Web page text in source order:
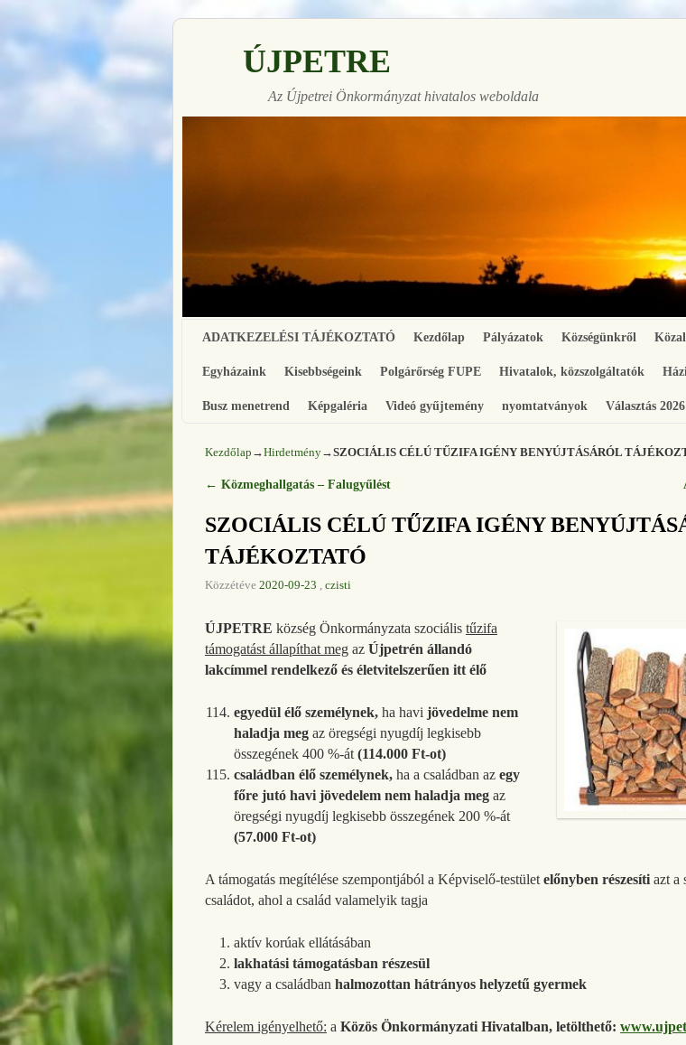
ÚJPETRE
Az Újpetrei Önkormányzat hivatalos weboldala
ADATKEZELÉSI TÁJÉKOZTATÓ Kezdőlap Pályázatok Községünkről
Egyházaink Kisebbségeink Polgárőrség FUPE Hivatalok, közszolgáltatók
Busz menetrend Képgaléria Videó gyűjtemény nyomtatványok Választás 2026
Kezdőlap →Hirdetmény→SZOCIÁLIS CÉLÚ TŰZIFA IGÉNY BENYÚJTÁSÁRÓL
Bejegyzés navigáció
← Közmeghallgatás – Falugyűlést
SZOCIÁLIS CÉLÚ TŰZIFA IGÉNY
TÁJÉKOZTATÓ
Közzétéve 2020-09-23 , czisti
ÚJPETRE község Önkormányzata szociális tűzifa
támogatást állapíthat meg az Újpetrén állandó
lakcímmel rendelkező és életvitelszerűen itt élő
egyedül élő személynek, ha havi jövedelme nem
haladja meg az öregségi nyugdíj legkisebb
összegének 400 %-át (114.000 Ft-ot)
családban élő személynek, ha a családban az egy
főre jutó havi jövedelem nem haladja meg az
öregségi nyugdíj legkisebb összegének 200 %-át
(57.000 Ft-ot)
A támogatás megítélése szempontjából a Képviselő-testület előnyben részesíti azt a
családot, ahol a család valamelyik tagja
aktív korúak ellátásában
lakhatási támogatásban részesül
vagy a családban halmozottan hátrányos helyzetű gyermek
Kérelem igényelhető: a Közös Önkormányzati Hivatalban, letölthető:
Made with